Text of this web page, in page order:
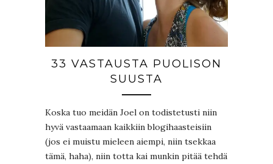
33 VASTAUSTA PUOLISON
SUUSTA
Koska tuo meidän Joel on todistetusti niin
hyvä vastaamaan kaikkiin blogihaasteisiin
(jos ei muistu mieleen aiempi, niin tsekkaa
tämä, haha), niin totta kai munkin pitää tehdä